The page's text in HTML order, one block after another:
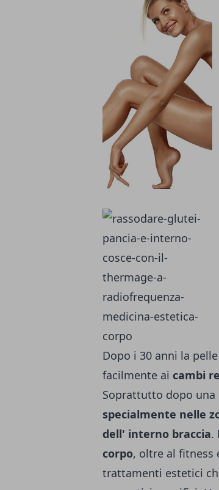
Dopo i 30 anni la
facilmen­te ai cambi
Soprattutto dopo
specialmente nelle
dell' interno braccia.
corpo, oltre al fitness
trattamenti estetici